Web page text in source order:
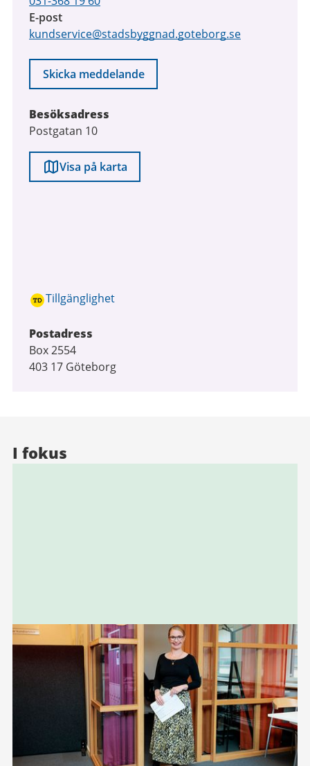
E-post
kundservice@stadsbyggnad.goteborg.se
Skicka meddelande
Besöksadress
Postgatan 10
Visa på karta
Tillgänglighet
Postadress
Box 2554
403 17 Göteborg
I fokus